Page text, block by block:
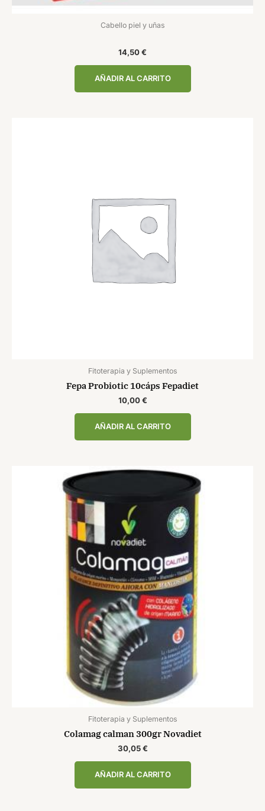
Cabello piel y uñas
14,50€
AÑADIR AL CARRITO
Fitoterapia y Suplementos
Fepa Probiotic 10cáps Fepadiet
10,00€
AÑADIR AL CARRITO
Fitoterapia y Suplementos
Colamag calman 300gr Novadiet
30,05€
AÑADIR AL CARRITO